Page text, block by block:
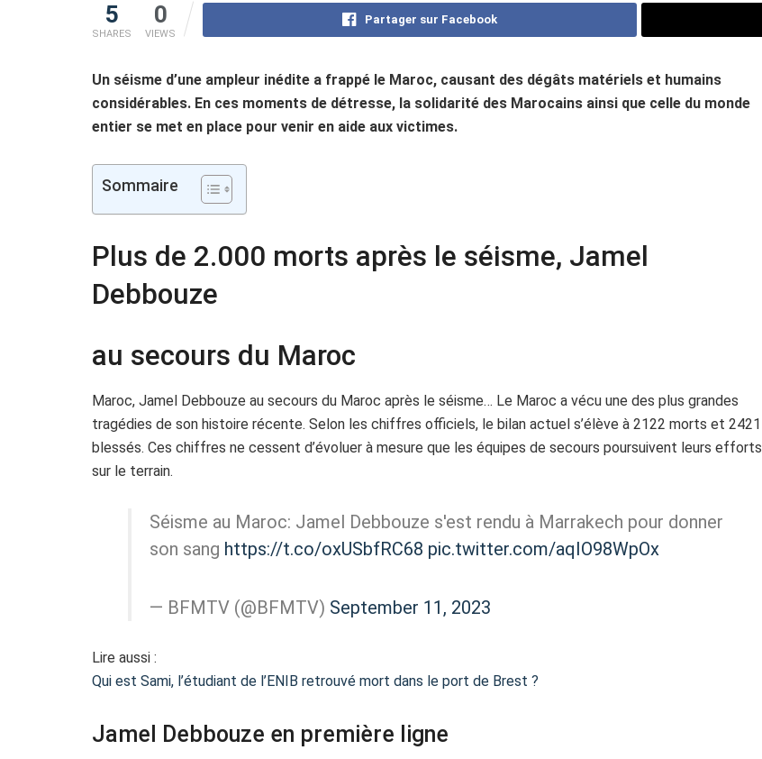
5
SHARES
0
VIEWS
Partager sur Facebook
Un séisme d’une ampleur inédite a frappé le Maroc, causant des dégâts matériels et humains
considérables. En ces moments de détresse, la solidarité des Marocains ainsi que celle du monde
entier se met en place pour venir en aide aux victimes.
Sommaire
Plus de 2.000 morts après le séisme, Jamel
Debbouze
au secours du Maroc
Maroc, Jamel Debbouze au secours du Maroc après le séisme… Le Maroc a vécu une des plus grandes
tragédies de son histoire récente. Selon les chiffres officiels, le bilan actuel s’élève à 2122 morts et 2421
blessés. Ces chiffres ne cessent d’évoluer à mesure que les équipes de secours poursuivent leurs efforts
sur le terrain.
Séisme au Maroc: Jamel Debbouze s'est rendu à Marrakech pour donner
son sang https://t.co/oxUSbfRC68 pic.twitter.com/aqIO98WpOx
— BFMTV (@BFMTV) September 11, 2023
Lire aussi :
Qui est Sami, l’étudiant de l’ENIB retrouvé mort dans le port de Brest ?
Jamel Debbouze en première ligne